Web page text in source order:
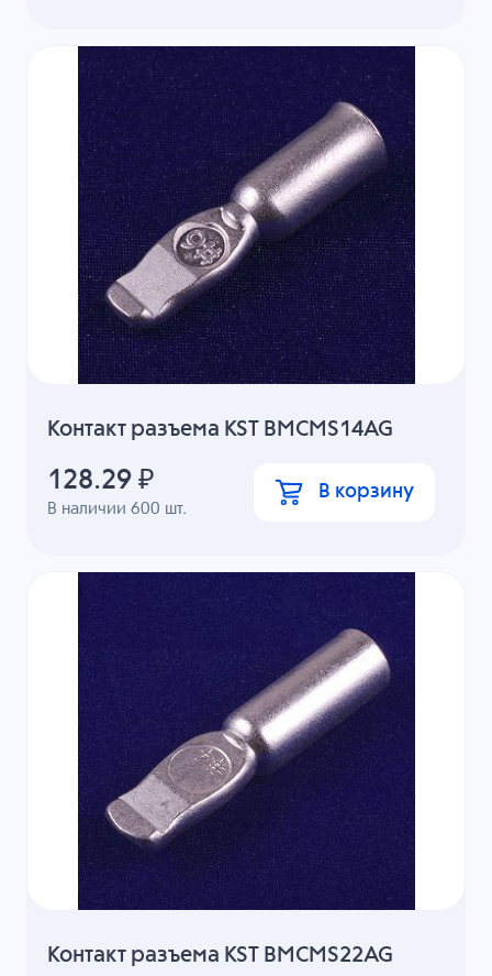
Контакт разъема KST BMCMS14AG
В наличии600 шт.
128.29 ₽ В корзину
Контакт разъема KST BMCMS22AG